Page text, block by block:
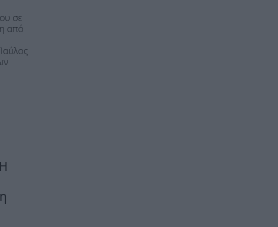
σε
από